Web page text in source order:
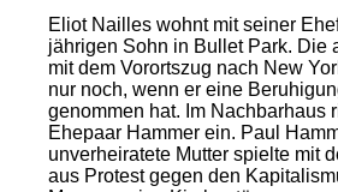
Eliot Nailles wohnt mit seiner
jährigen Sohn in Bullet Park. Die
mit dem Vorortszug nach New
nur noch, wenn er eine
genommen hat. Im Nachbarhaus
Ehepaar Hammer ein. Paul
unverheiratete Mutter spielte mit
aus Protest gegen den